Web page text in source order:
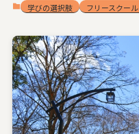
学びの選択肢 フリースクール